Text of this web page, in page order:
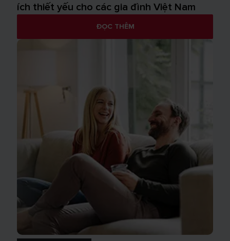
ích thiết yếu cho các gia đình Việt Nam
ĐỌC THÊM